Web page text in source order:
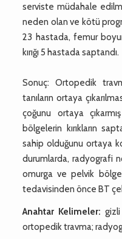
serviste müdahale
neden olan ve kötü
23 hastada, femur
kırığı 5 hastada saptandı.
Sonuç: Ortopedik
tanıların ortaya
çoğunu ortaya
bölgelerin kırıkların
sahip olduğunu ortaya
durumlarda, radyografi
omurga ve pelvik bölge
tedavisinden önce BT
Anahtar Kelimeler:
ortopedik travma;